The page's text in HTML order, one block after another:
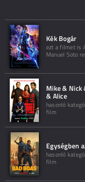
Kék Bogár
ezt a filmet is
Manuel Soto
Mike & Nick
& Alice
hasonló
film
Egységben
hasonló
film